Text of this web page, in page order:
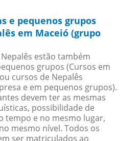
e pequenos grupos
em Maceió (grupo
estão também
grupos (Cursos em
cursos de Nepalês
e em pequenos grupos).
devem ter as mesmas
possibilidade de
tempo e no mesmo lugar,
mesmo nível. Todos os
ser matriculados ao